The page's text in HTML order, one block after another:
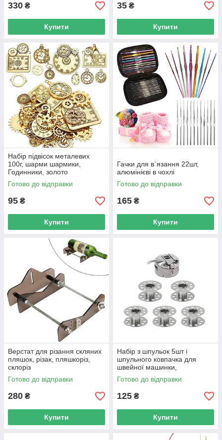
330 ₴
Купити
35 ₴
Купити
Набір підвісок металевих
100г, шарми шармики,
Годинники, золото
Готово до відправки
95 ₴
Купити
Гачки для в`язання 22шт,
алюмінієві в чохлі
Готово до відправки
165 ₴
Купити
Верстат для різання скляних
пляшок, різак, пляшкоріз,
склоріз
Готово до відправки
280 ₴
Купити
Набір з шпульок 5шт і
шпульного ковпачка для
швейної машинки,
нержавійка
Готово до відправки
125 ₴
Купити